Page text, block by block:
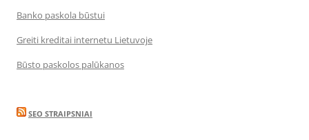
Banko paskola būstui
Greiti kreditai internetu Lietuvoje
Būsto paskolos palūkanos
SEO STRAIPSNIAI